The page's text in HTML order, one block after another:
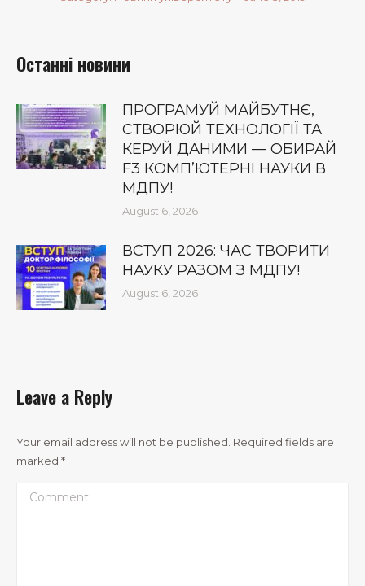
Останні новини
ПРОГРАМУЙ МАЙБУТНЄ,
СТВОРЮЙ ТЕХНОЛОГІЇ ТА
КЕРУЙ ДАНИМИ — ОБИРАЙ
F3 КОМП’ЮТЕРНІ НАУКИ В
МДПУ!
August 6, 2026
ВСТУП 2026: ЧАС ТВОРИТИ
НАУКУ РАЗОМ З МДПУ!
August 6, 2026
Leave a Reply
Your email address will not be published. Required fields are
marked *
Comment